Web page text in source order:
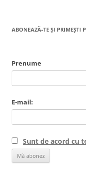
ABONEAZĂ-TE ȘI PRIMEȘTI
Prenume
E-mail:
Sunt de acord cu